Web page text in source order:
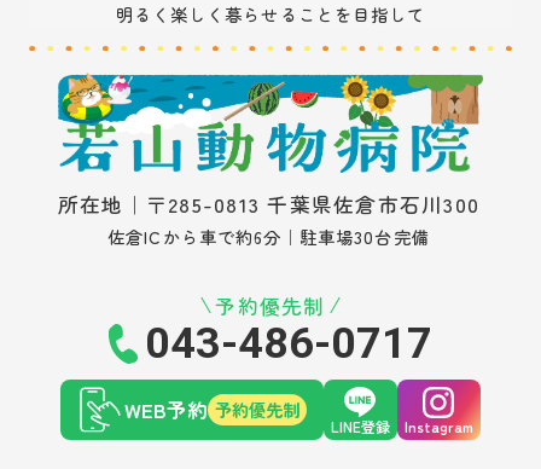
明るく楽しく暮らせることを目指して
所在地｜〒285-0813 千葉県佐倉市石川300
佐倉ICから車で約6分｜駐車場30台完備
予約優先制
043-486-0717
WEB予約 予約優先制
LINE登録 Instagram